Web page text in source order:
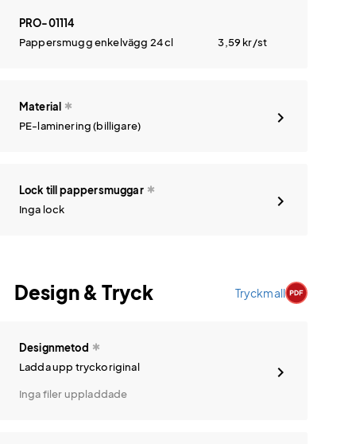
PRO-01114
Pappersmugg enkelvägg 24 cl
3,59 kr/st
Material
PE-laminering (billigare)
Lock till pappersmuggar
Inga lock
Design & Tryck Tryckmall
Designmetod
Ladda upp tryckoriginal
Inga filer uppladdade